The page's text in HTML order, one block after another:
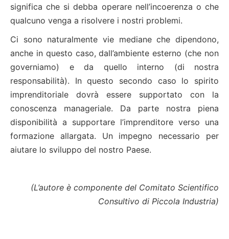
significa che si debba operare nell’incoerenza o che
qualcuno venga a risolvere i nostri problemi.
Ci sono naturalmente vie mediane che dipendono,
anche in questo caso, dall’ambiente esterno (che non
governiamo) e da quello interno (di nostra
responsabilità). In questo secondo caso lo spirito
imprenditoriale dovrà essere supportato con la
conoscenza manageriale. Da parte nostra piena
disponibilità a supportare l’imprenditore verso una
formazione allargata. Un impegno necessario per
aiutare lo sviluppo del nostro Paese.
(L’autore è componente del Comitato Scientifico
Consultivo di Piccola Industria)